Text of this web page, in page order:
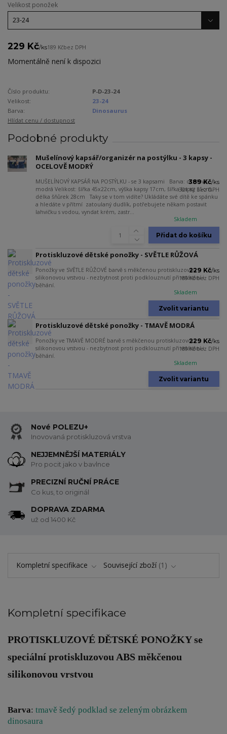
Velikost ponožek
229 Kč/ks189 Kčbez DPH
Momentálně není k dispozici
Číslo produktu:
P-D-23-24
Velikost:
23-24
Barva:
Dinosaurus
Hlídat cenu / dostupnost
Podobné produkty
Mušelínový kapsář/organizér na postýlku - 3 kapsy -
OCELOVĚ MODRÝ
MUŠELÍNOVÝ KAPSÁŘ NA POSTÝLKU - se 3 kapsami Barva: ocelově
modrá Velikost: šířka 45x22cm, výška kapsy 17cm, šířka kapsy 15cm,
délka šňůrek 28cm Taky se v tom vidíte? Ukládáte své dítě ke spánku
a hledáte v přítmí zatoulaný dudlík, potřebujete někam postavit
lahvičku s vodou, vyndat krém, zastr...
389 Kč/ks
321 Kč bez DPH
Skladem
Přidat do košíku
Protiskluzové dětské ponožky - SVĚTLE RŮŽOVÁ
Ponožky ve SVĚTLE RŮŽOVÉ barvě s měkčenou protiskluzovou
silikonovou vrstvou - nezbytnost proti podklouznutí při vstávání i
běhání.
229 Kč/ks
189 Kčbez DPH
Skladem
Zvolit variantu
Protiskluzové dětské ponožky - TMAVĚ MODRÁ
Ponožky ve TMAVĚ MODRÉ barvě s měkčenou protiskluzovou
silikonovou vrstvou - nezbytnost proti podklouznutí při vstávání i
běhání.
229 Kč/ks
189 Kčbez DPH
Skladem
Zvolit variantu
Nové POLEZU+
Inovovaná protiskluzová vrstva
NEJJEMNĚJŠÍ MATERIÁLY
Pro pocit jako v bavlnce
PRECIZNÍ RUČNÍ PRÁCE
Co kus, to originál
DOPRAVA ZDARMA
už od 1400 Kč
Kompletní specifikace Související zboží 1
Kompletní specifikace
PROTISKLUZOVÉ DĚTSKÉ PONOŽKYse
speciální protiskluzovou ABS měkčenou
silikonovou vrstvou
Barva: tmavě šedý podklad se zeleným obrázkem
dinosaura